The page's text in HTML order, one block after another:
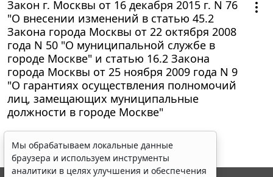
Закон г. Москвы от 16 декабря 2015 г. N 76
"О внесении изменений в статью 45.2
Закона города Москвы от 22 октября 2008
года N 50 "О муниципальной службе в
городе Москве" и статью 16.2 Закона
города Москвы от 25 ноября 2009 года N 9
"О гарантиях осуществления полномочий
лиц, замещающих муниципальные
должности в городе Москве"
Мы обрабатываем локальные данные
браузера и используем инструменты
аналитики в целях улучшения и обеспечения